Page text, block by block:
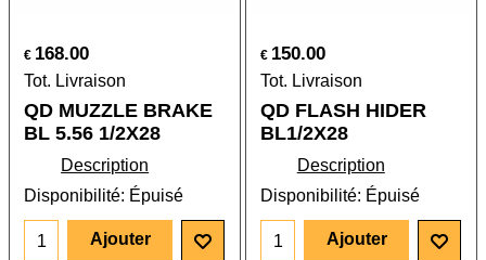
€ 168.00
Tot. Livraison
QD MUZZLE BRAKE
BL 5.56 1/2X28
Description
Disponibilité: Épuisé
Ajouter
€ 150.00
Tot. Livraison
QD FLASH HIDER
BL1/2X28
Description
Disponibilité: Épuisé
Ajouter